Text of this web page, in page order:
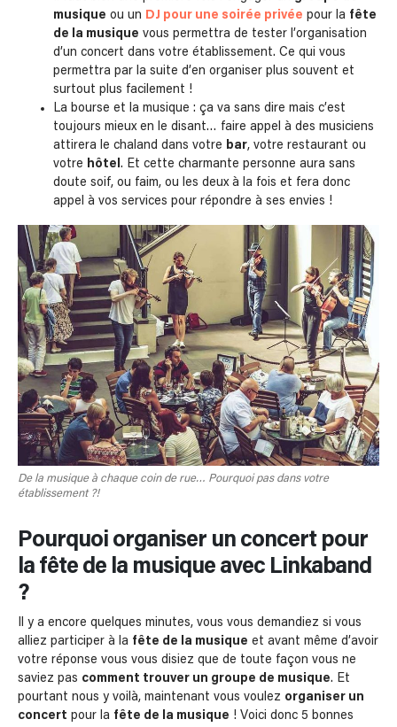
musique ou un DJ pour une soirée privée pour la fête
de la musique vous permettra de tester l’organisation
d’un concert dans votre établissement. Ce qui vous
permettra par la suite d’en organiser plus souvent et
surtout plus facilement !
La bourse et la musique : ça va sans dire mais c’est
toujours mieux en le disant… faire appel à des musiciens
attirera le chaland dans votre bar, votre restaurant ou
votre hôtel . Et cette charmante personne aura sans
doute soif, ou faim, ou les deux à la fois et fera donc
appel à vos services pour répondre à ses envies !
De la musique à chaque coin de rue… Pourquoi pas dans votre
établissement ?!
Pourquoi organiser un concert pour
la fête de la musique avec Linkaband
?
Il y a encore quelques minutes, vous vous demandiez si vous
alliez participer à la fête de la musique et avant même d’avoir
votre réponse vous vous disiez que de toute façon vous ne
saviez pas comment trouver un groupe de musique. Et
pourtant nous y voilà, maintenant vous voulez organiser un
concert pour la fête de la musique ! Voici donc 5 bonnes